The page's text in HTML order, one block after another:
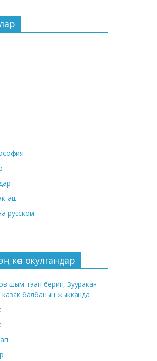
аш
русском
көп окулгандар
шым таап берип, Зууракан
казак балбанын жыкканда